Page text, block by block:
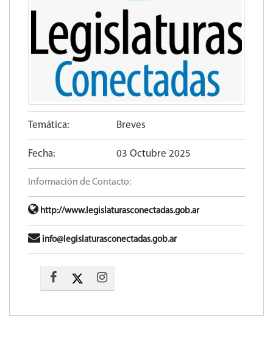
Temática: Breves
Fecha: 03 Octubre 2025
Información de Contacto:
http://www.legislaturasconectadas.gob.ar
info@legislaturasconectadas.gob.ar